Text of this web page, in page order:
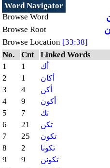
Word Navigator
Browse Word
Browse Root
Browse Location [33:38]
No.
Cnt
Linked Words
1
1 أك
2 1 أكان
3 4 أكن
4 9 أكون
5 7 تك
6 21 تكن
7 25 تكون
8 2 تكونا
9 9 تكونن